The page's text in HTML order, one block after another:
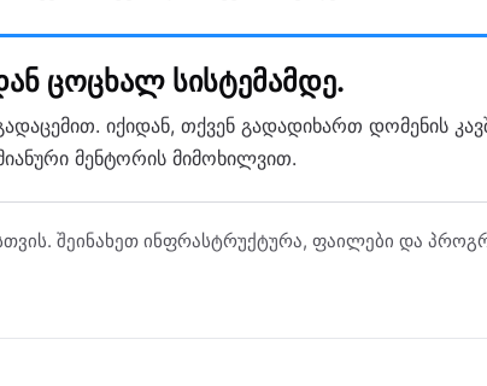
ცოცხალ სისტემამდე.
იქიდან, თქვენ გადადიხართ დომენის
მენტორის მიმოხილვით.
შეინახეთ ინფრასტრუქტურა, ფაილები და